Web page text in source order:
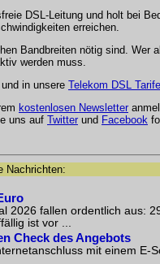
DSL-Leitung und holt bei
erreichen.
Bandbreiten nötig sind. Wer
werden muss.
und in unsere Telekom DSL Tarife
kostenlosen Newsletter
uns auf Twitter und Facebook
Nachrichten:
2026 fallen ordentlich aus:
ist vor ...
Check des Angebots
mit einem E-